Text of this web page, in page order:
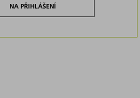
NA PŘIHLÁŠENÍ